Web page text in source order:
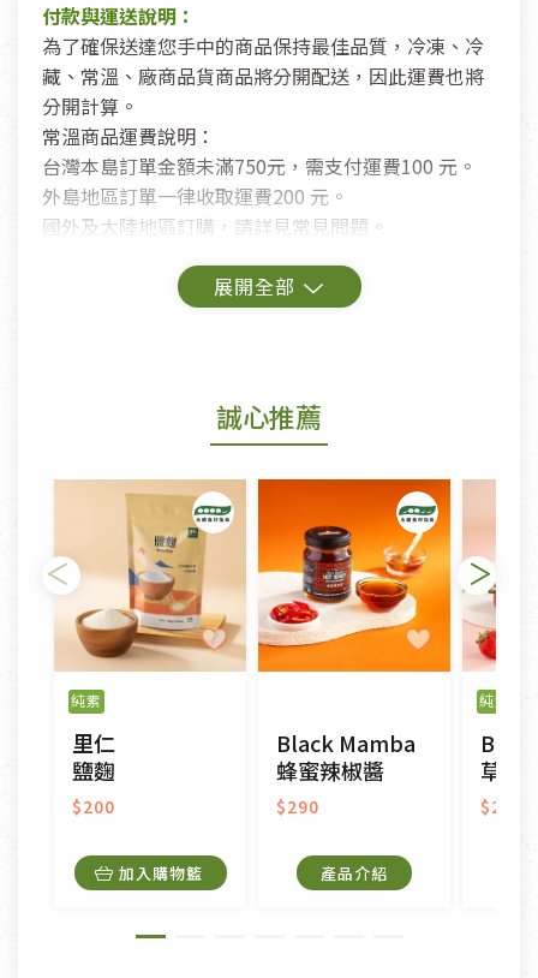
付款與運送說明：
為了確保送達您手中的商品保持最佳品質，冷凍、冷
藏、常溫、廠商品貨商品將分開配送，因此運費也將
分開計算。
常溫商品運費說明：
台灣本島訂單金額未滿750元，需支付運費100 元。
外島地區訂單一律收取運費200 元。
國外及大陸地區訂購，請詳見常見問題。
鑑賞期商品說明：
若您購買的商品有下列「不適用七天鑑賞期商品」情
形者，除商品瑕疵以外，恕不接受退換貨.
依消保法之規定提供該商品七天免費鑑賞期(含例假
日)的服務，原則上若商品未經使用或被汙損(除商品
瑕疵)，一般皆可申請退換貨。
不適用七天鑑賞期商品：
以數位或電磁紀錄形式儲存之商品、易於變質或損壞
之商品、以及性質上無法或不適合退換之商品：如
CD、VCD、DVD、電腦軟體，若產品瑕疵無法讀取僅
接受原片換新。
衣飾鞋類-如T恤，如於送達後水洗或污損者。
美容保養用品、內衣褲、襪子、口罩等私人消耗性產
內衣褲、襪子、口罩個人衛生用品除商品本身有瑕疵
外,依據《通訊交易解除權合理例外情事適用準
誠心推薦
純素
里仁
鹽麴
$200
加入購物籃
Black Mamba
蜂蜜辣椒醬
$290
產品介紹
純素
草莓
$290